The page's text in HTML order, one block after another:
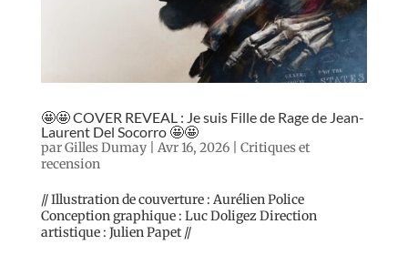
🤩🤩 COVER REVEAL : Je suis Fille de Rage de Jean-
Laurent Del Socorro 🤩🤩
parGilles Dumay| Avr 16, 2026| Critiques et
recension
// Illustration de couverture : Aurélien Police
Conception graphique : Luc Doligez Direction
artistique : Julien Papet //